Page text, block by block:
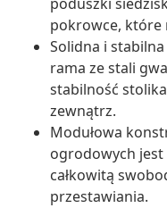
pokrowce, które
Solidna i
rama ze stali
stabilność
zewnątrz.
Modułowa
ogrodowych jest
całkowitą
przestawiania.